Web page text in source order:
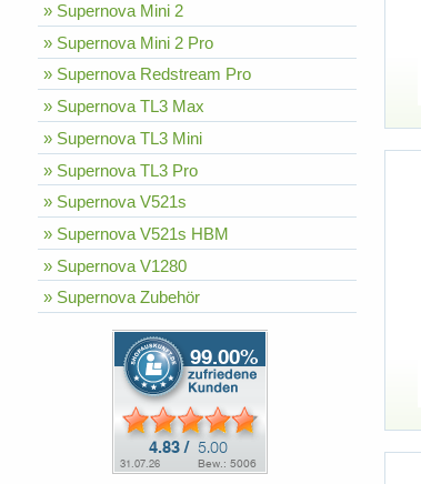
» Supernova Mini 2
» Supernova Mini 2 Pro
» Supernova Redstream Pro
» Supernova TL3 Max
» Supernova TL3 Mini
» Supernova TL3 Pro
» Supernova V521s
» Supernova V521s HBM
» Supernova V1280
» Supernova Zubehör